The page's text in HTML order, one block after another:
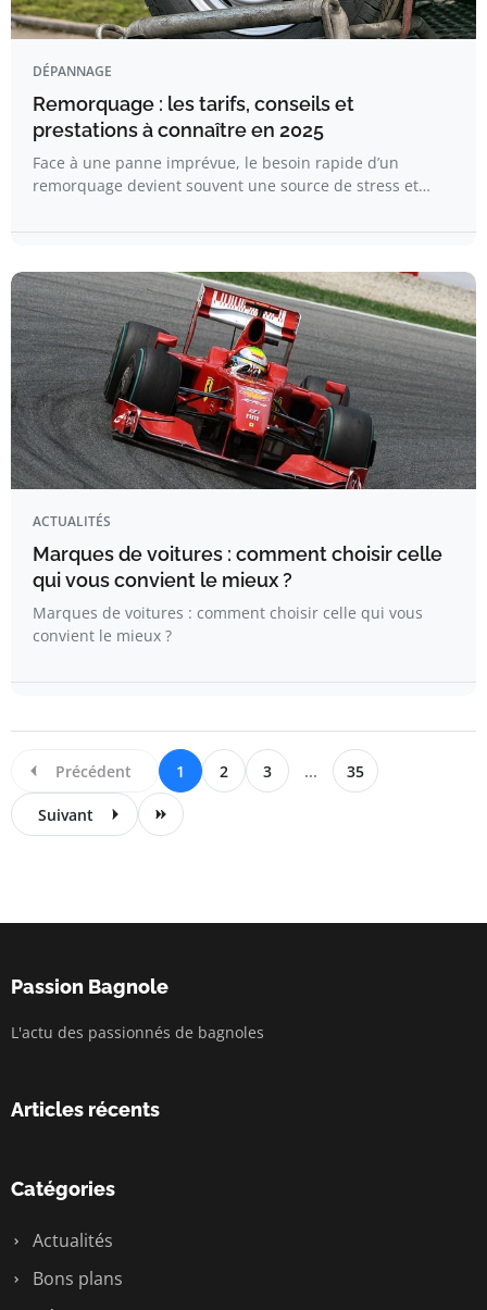
DÉPANNAGE
Remorquage : les tarifs, conseils et
prestations à connaître en 2025
Face à une panne imprévue, le besoin rapide d’un
remorquage devient souvent une source de stress et…
ACTUALITÉS
Marques de voitures : comment choisir celle
qui vous convient le mieux ?
Marques de voitures : comment choisir celle qui vous
convient le mieux ?
Précédent 1 2 3 ... 35
Suivant
Passion Bagnole
L'actu des passionnés de bagnoles
Articles récents
Catégories
Actualités
Bons plans